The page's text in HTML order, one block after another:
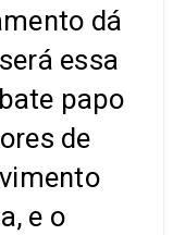
dá
essa
papo
de
e o